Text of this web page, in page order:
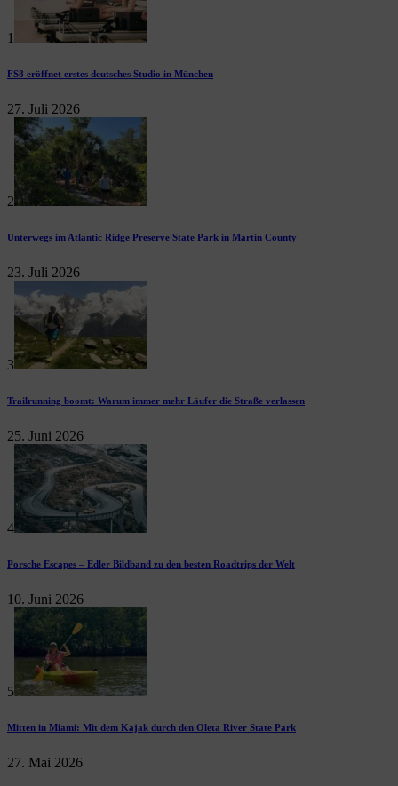
1
FS8 eröffnet erstes deutsches Studio in München
27. Juli 2026
2
Unterwegs im Atlantic Ridge Preserve State Park in Martin County
23. Juli 2026
3
Trailrunning boomt: Warum immer mehr Läufer die Straße verlassen
25. Juni 2026
4
Porsche Escapes – Edler Bildband zu den besten Roadtrips der Welt
10. Juni 2026
5
Mitten in Miami: Mit dem Kajak durch den Oleta River State Park
27. Mai 2026